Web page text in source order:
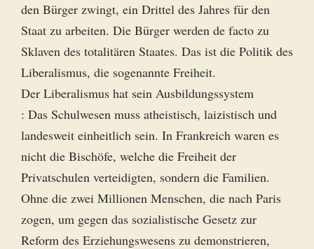
den Bürger zwingt, ein Drittel des Jahres für den
Staat zu arbeiten. Die Bürger werden de facto zu
Sklaven des totalitären Staates. Das ist die Politik des
Liberalismus, die sogenannte Freiheit.
Der Liberalismus hat sein Ausbildungssystem
: Das Schulwesen muss atheistisch, laizistisch und
landesweit einheitlich sein. In Frankreich waren es
nicht die Bischöfe, welche die Freiheit der
Privatschulen verteidigten, sondern die Familien.
Ohne die zwei Millionen Menschen, die nach Paris
zogen, um gegen das sozialistische Gesetz zur
Reform des Erziehungswesens zu demonstrieren,